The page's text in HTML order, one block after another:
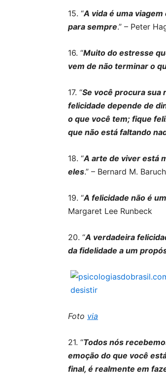
15. “A vida é uma
para sempre.” – Peter
16. “Muito do estresse
vem de não terminar o
17. “Se você procura sua
felicidade depende de
o que você tem; fique
que não está faltando
18. “A arte de viver está
eles.” – Bernard M. Baruch
19. “A felicidade não é
Margaret Lee Runbeck
20. “A verdadeira
da fidelidade a um
Foto via
21. “Todos nós
emoção do que você
final, é realmente em